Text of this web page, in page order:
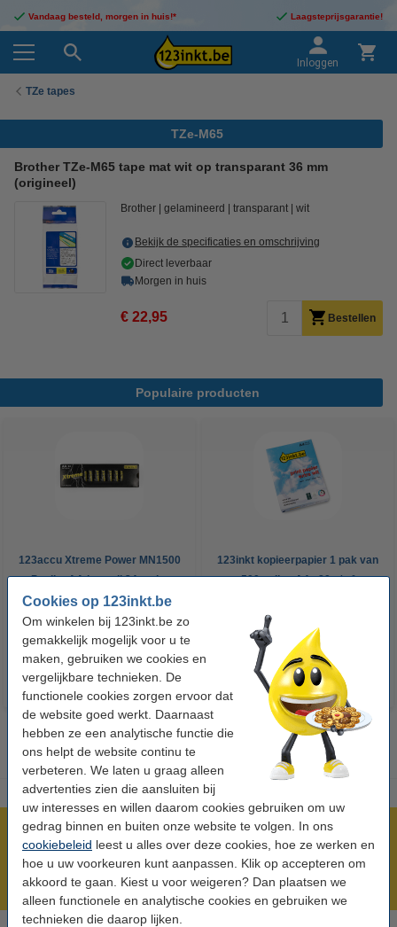
Cookies op 123inkt.be
Om winkelen bij 123inkt.be zo
gemakkelijk mogelijk voor u te
maken, gebruiken we cookies en
vergelijkbare technieken. De
functionele cookies zorgen ervoor dat
de website goed werkt. Daarnaast
hebben ze een analytische functie die
ons helpt de website continu te
verbeteren. We laten u graag alleen
advertenties zien die aansluiten bij
uw interesses en willen daarom cookies gebruiken om uw
gedrag binnen en buiten onze website te volgen. In ons
cookiebeleid leest u alles over deze cookies, hoe ze werken en
hoe u uw voorkeuren kunt aanpassen. Klik op accepteren om
akkoord te gaan. Kiest u voor weigeren? Dan plaatsen we
alleen functionele en analytische cookies en gebruiken we
technieken die daarop lijken.
Vandaag besteld, morgen in huis!* Laagsteprijsgarantie!
Inloggen
TZe tapes
TZe-M65
Brother TZe-M65 tape mat wit op transparant 36 mm
(origineel)
Brother gelamineerd transparant wit
Bekijk de specificaties en omschrijving
Direct leverbaar
Morgen in huis
€ 22,95 Bestellen
Populaire producten
123accu Xtreme Power MN1500
Penlite AA batterij 24 stuks
€ 14,95 Incl. 21% btw
123inkt kopieerpapier 1 pak van
500 vellen A4 - 80 g/m²
€ 7,25
Meer dan 5 miljoen klanten!
Voor 22.00 uur besteld, morgen in huis!
Laagsteprijsgarantie!